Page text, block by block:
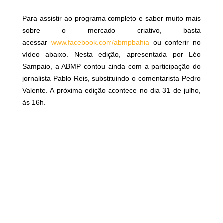
Para assistir ao programa completo e saber muito mais
sobre o mercado criativo, basta
acessar www.facebook.com/abmpbahia ou conferir no
vídeo abaixo. Nesta edição, apresentada por Léo
Sampaio, a ABMP contou ainda com a participação do
jornalista Pablo Reis, substituindo o comentarista Pedro
Valente. A próxima edição acontece no dia 31 de julho,
às 16h.